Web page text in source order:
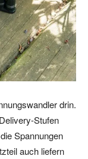
drin.
Stufen
Spannungen
auch liefern